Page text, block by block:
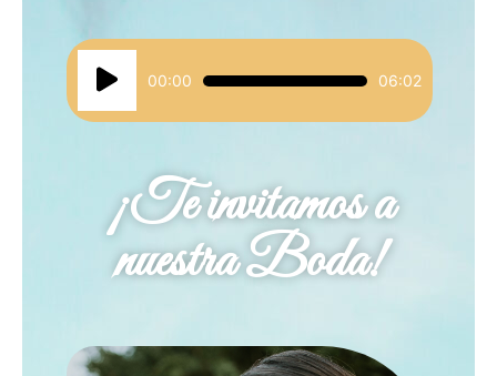
Reproductor
de
audio
00:00 06:02
¡Te invitamos a
nuestra Boda!